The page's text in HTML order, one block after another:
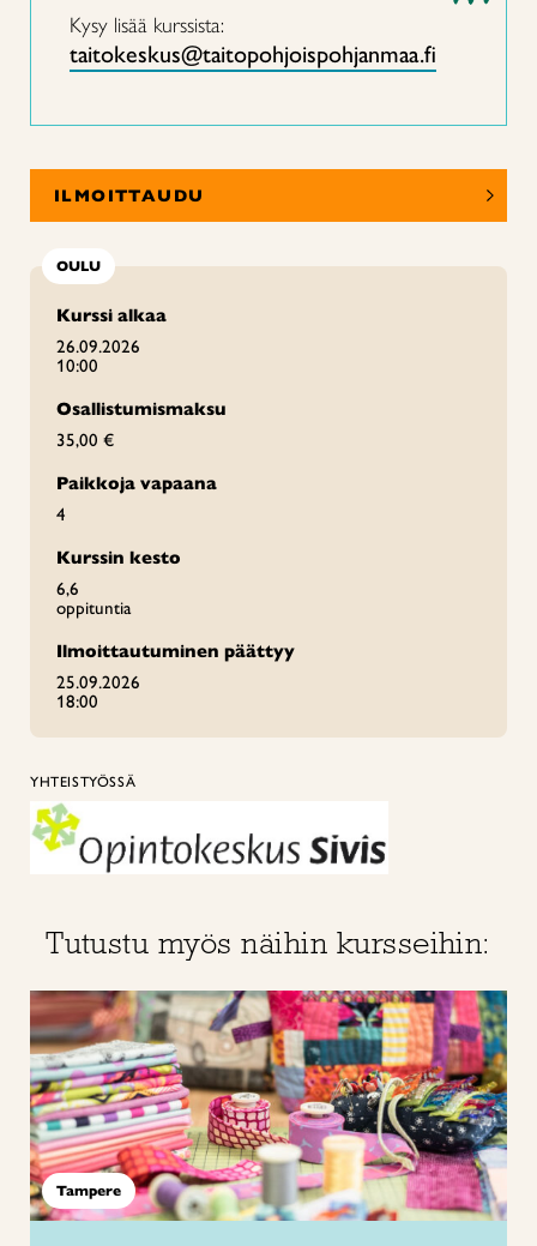
Kysy lisää kurssista:
taitokeskus@taitopohjoispohjanmaa.fi
ILMOITTAUDU
OULU
Kurssi alkaa
26.09.2026
10:00
Osallistumismaksu
35,00 €
Paikkoja vapaana
4
Kurssin kesto
6,6
oppituntia
Ilmoittautuminen päättyy
25.09.2026
18:00
YHTEISTYÖSSÄ
Tutustu myös näihin kursseihin:
Tampere